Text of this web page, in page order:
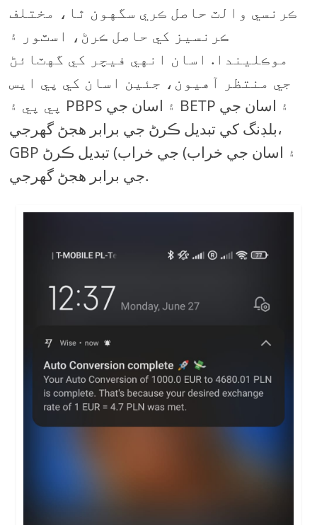
ڪرنسي والٽ حاصل ڪري سگهون ٿا، مختلف
ڪرنسيز کي حاصل ڪرڻ، اسٽور ۽
موڪليندا. اسان انهي فيچر کي گهٽائڻ
جي منتظر آهيون، جئين اسان کي پي ايس
پي پي ۽ PBPS ۽ اسان جي BETP ۽ اسان جي
بلڊنگ کي تبديل ڪرڻ جي برابر هجڻ گهرجي،
GBP ۽ اسان جي خراب) جي خراب) تبديل ڪرڻ
جي برابر هجڻ گهرجي.